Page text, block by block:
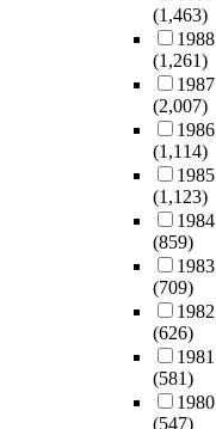
(1,463)
1988
(1,261)
1987
(2,007)
1986
(1,114)
1985
(1,123)
1984
(859)
1983
(709)
1982
(626)
1981
(581)
1980
(547)